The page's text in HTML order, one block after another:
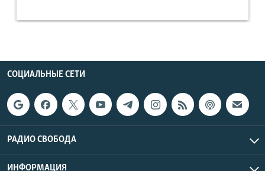
СОЦИАЛЬНЫЕ СЕТИ
РАДИО СВОБОДА
ИНФОРМАЦИЯ